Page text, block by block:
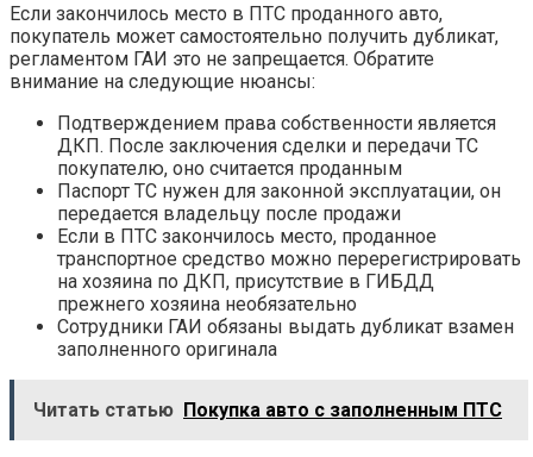
Если закончилось место в ПТС проданного авто,
покупатель может самостоятельно получить дубликат,
регламентом ГАИ это не запрещается. Обратите
внимание на следующие нюансы:
Подтверждением права собственности является
ДКП. После заключения сделки и передачи ТС
покупателю, оно считается проданным
Паспорт ТС нужен для законной эксплуатации, он
передается владельцу после продажи
Если в ПТС закончилось место, проданное
транспортное средство можно перерегистрировать
на хозяина по ДКП, присутствие в ГИБДД
прежнего хозяина необязательно
Сотрудники ГАИ обязаны выдать дубликат взамен
заполненного оригинала
Читать статью Покупка авто с заполненным ПТС